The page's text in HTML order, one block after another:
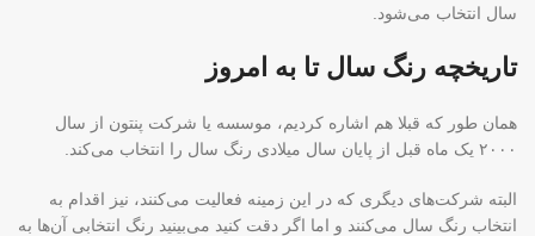
سال انتخاب می‌شود.
تاریخچه رنگ سال تا به امروز
همان طور که قبلا هم اشاره کردیم، موسسه یا شرکت پنتون از سال
۲۰۰۰ یک ماه قبل از پایان سال میلادی رنگ سال را انتخاب می‌کند.
البته شرکت‌های دیگری که در این زمینه فعالیت می‌کنند، نیز اقدام به
انتخاب رنگ سال می‌کنند و اما اگر دقت کنید می‌بینید رنگ انتخابی آن‌ها به